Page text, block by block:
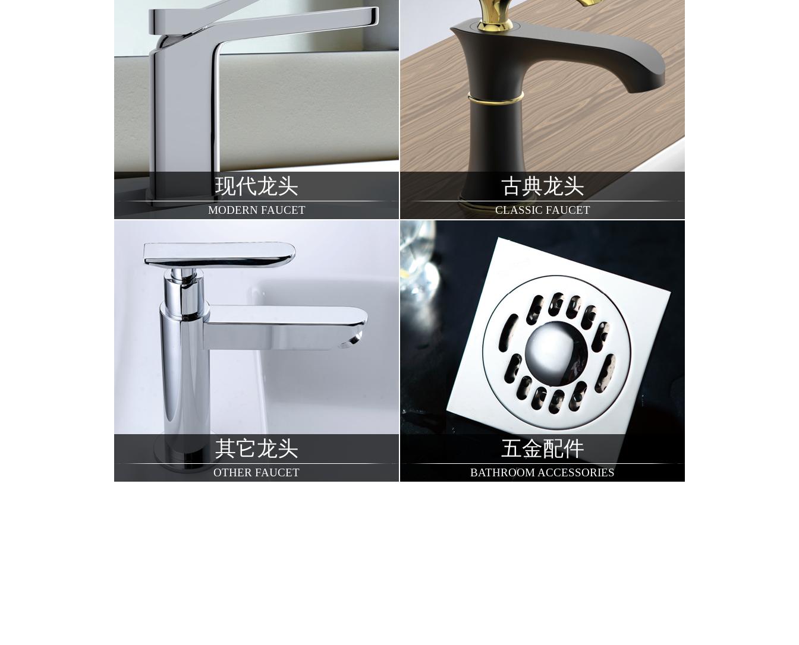
现代龙头
MODERN FAUCET
古典龙头
CLASSIC FAUCET
其它龙头
OTHER FAUCET
五金配件
BATHROOM ACCESSORIES